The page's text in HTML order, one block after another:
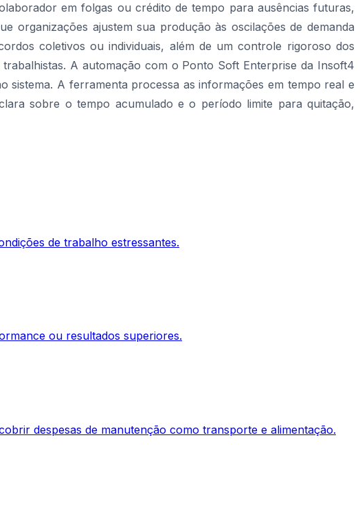
em folgas ou crédito de tempo para ausências futuras,
organizações ajustem sua produção às oscilações de demanda
coletivos ou individuais, além de um controle rigoroso dos
A automação com o Ponto Soft Enterprise da Insoft4
sistema. A ferramenta processa as informações em tempo real e
sobre o tempo acumulado e o período limite para quitação,
de trabalho estressantes.
ou resultados superiores.
despesas de manutenção como transporte e alimentação.